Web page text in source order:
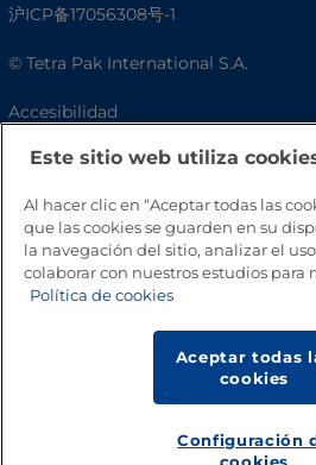
沪ICP备17056308号-1
© Tetra Pak International S.A.
Accesibilidad
Preguntas frecuentes
Este sitio web utiliza
Al hacer clic en “Aceptar todas las
que las cookies se guarden en su
la navegación del sitio, analizar el
colaborar con nuestros estudios para
Política de cookies
Aceptar todas
cookies
Configuración
cookies